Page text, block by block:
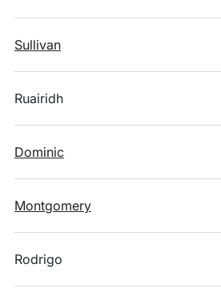
Sullivan
Ruairidh
Dominic
Montgomery
Rodrigo